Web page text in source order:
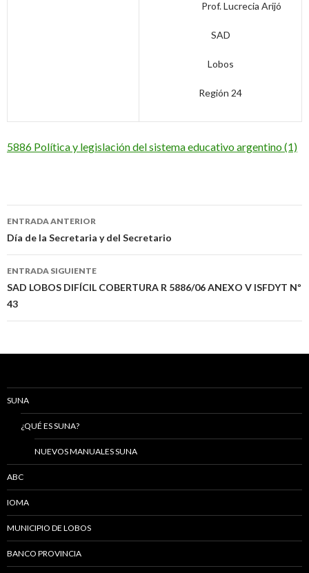
Prof. Lucrecia Arijó
SAD
Lobos
Región 24
5886 Política y legislación del sistema educativo argentino (1)
Navegación
de
entradas
ENTRADA ANTERIOR
Día de la Secretaria y del Secretario
ENTRADA SIGUIENTE
SAD LOBOS DIFÍCIL COBERTURA R 5886/06 ANEXO V ISFDYT Nº
43
SUNA
¿QUÉ ES SUNA?
NUEVOS MANUALES SUNA
ABC
IOMA
MUNICIPIO DE LOBOS
BANCO PROVINCIA